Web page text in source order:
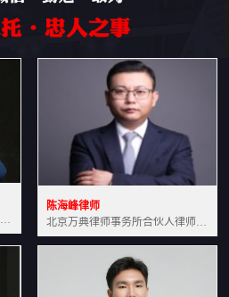
全国知名土地拆迁律师、刑事辩护律师北京万典律师事务所主任中国法学会会员北京市行政法研究会理事
陈海峰律师
北京万典律师事务所合伙人律师土地房产专业资深律师